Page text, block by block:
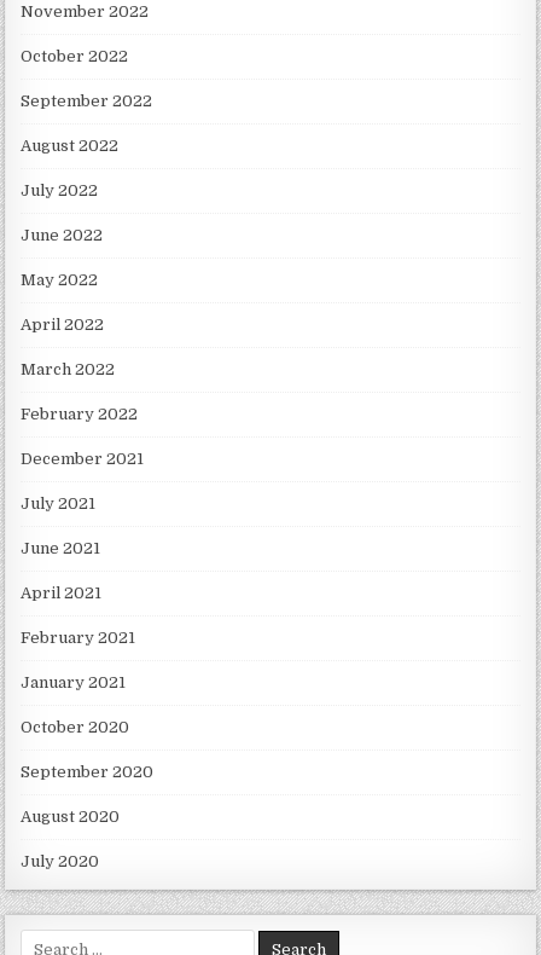
November 2022
October 2022
September 2022
August 2022
July 2022
June 2022
May 2022
April 2022
March 2022
February 2022
December 2021
July 2021
June 2021
April 2021
February 2021
January 2021
October 2020
September 2020
August 2020
July 2020
Search for: